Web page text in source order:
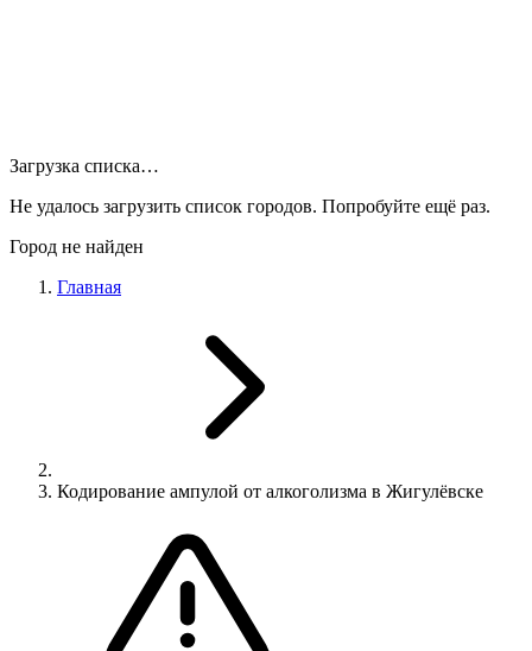
Загрузка списка…
Не удалось загрузить список городов. Попробуйте ещё раз.
Город не найден
Главная
Кодирование ампулой от алкоголизма в Жигулёвске